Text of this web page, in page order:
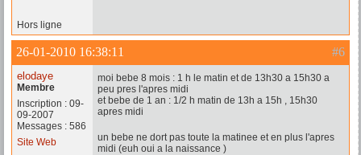
Hors ligne
#6
26-01-2010 16:38:11
elodaye
Membre
Inscription : 09-
09-2007
Messages : 586
Site Web
moi bebe 8 mois : 1 h le matin et de 13h30 a 15h30 a
peu pres l'apres midi
et bebe de 1 an : 1/2 h matin de 13h a 15h , 15h30
apres midi
un bebe ne dort pas toute la matinee et en plus l'apres
midi (euh oui a la naissance )